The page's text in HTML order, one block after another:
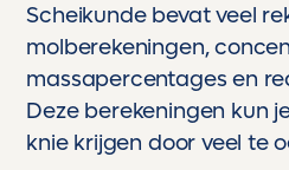
Scheikunde bevat veel
molberekeningen,
massapercentages en
Deze berekeningen kun
knie krijgen door veel te